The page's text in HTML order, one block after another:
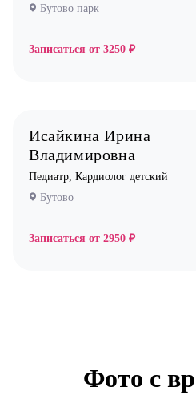
Бутово парк
Записаться от 3250 ₽
Исайкина Ирина
Владимировна
Педиатр, Кардиолог детский
Бутово
Записаться от 2950 ₽
Фото с врачом